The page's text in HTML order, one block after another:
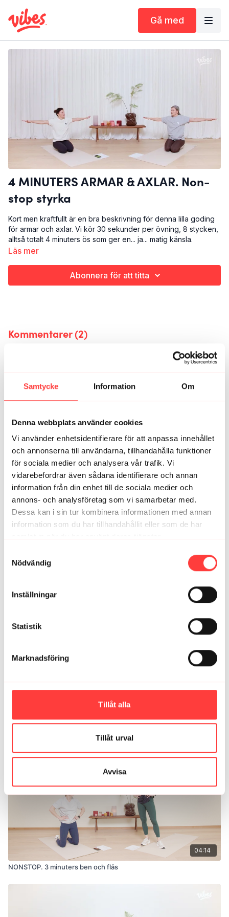
Samtycke Information Om
Denna webbplats använder cookies
Vi använder enhetsidentifierare för att anpassa innehållet
och annonserna till användarna, tillhandahålla funktioner
för sociala medier och analysera vår trafik. Vi
vidarebefordrar även sådana identifierare och annan
information från din enhet till de sociala medier och
annons- och analysföretag som vi samarbetar med.
Dessa kan i sin tur kombinera informationen med annan
information som du har tillhandahållit eller som de har
Nödvändig
Inställningar
Statistik
Marknadsföring
Tillåt alla
Tillåt urval
Avvisa
Gå med
4 MINUTERS ARMAR & AXLAR. Non-
stop styrka
Kort men kraftfullt är en bra beskrivning för denna lilla goding
för armar och axlar. Vi kör 30 sekunder per övning, 8 stycken,
alltså totalt 4 minuters ös som ger en... ja... matig känsla.
Armar och axlar
Läs mer
Abonnera för att titta
Kommentarer (2)
Detta var ett toppenpass! Kort, intensivt och nyttigt!
4
Relaterade videor
04:23
4 MINUTERS RUTOR & RÖV. Non-stop styrka för mage och rumpa
04:14
NONSTOP. 3 minuters ben och flås